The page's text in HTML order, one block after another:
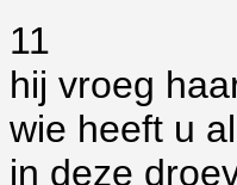
11
hij vroeg
wie heeft u
in deze